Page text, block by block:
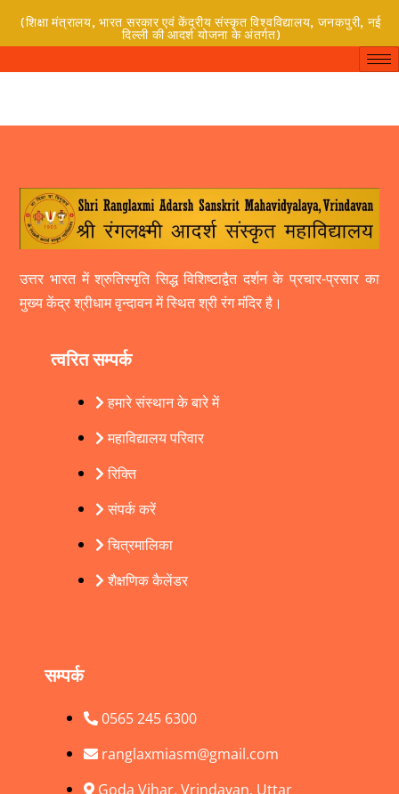
(शिक्षा मंत्रालय, भारत सरकार एवं केंद्रीय संस्कृत विश्वविद्यालय, जनकपुरी, नई
दिल्ली की आदर्श योजना के अंतर्गत)
उत्तर भारत में श्रुतिस्मृति सिद्ध विशिष्टाद्वैत दर्शन के प्रचार-प्रसार का
मुख्य केंद्र श्रीधाम वृन्दावन में स्थित श्री रंग मंदिर है।
त्वरित सम्पर्क
हमारे संस्थान के बारे में
महाविद्यालय परिवार
रिक्ति
संपर्क करें
चित्रमालिका
शैक्षणिक कैलेंडर
सम्पर्क
0565 245 6300
ranglaxmiasm@gmail.com
Goda Vihar, Vrindavan, Uttar